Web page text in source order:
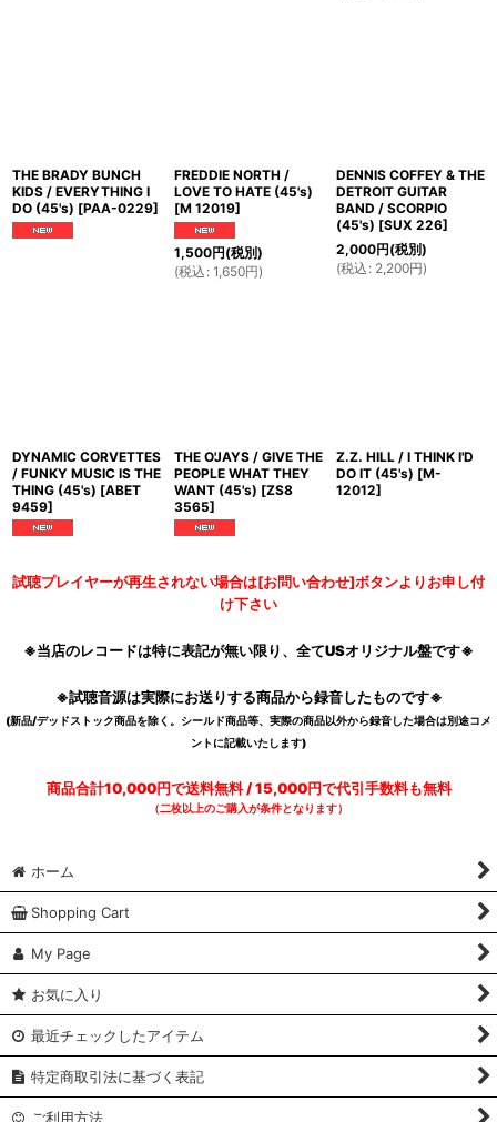
THE BRADY BUNCH
KIDS / EVERYTHING I
DO (45's) [PAA-0229]
FREDDIE NORTH /
LOVE TO HATE (45's)
[M 12019]
1,500円(税別)
(税込 : 1,650円)
DENNIS COFFEY & THE
DETROIT GUITAR
BAND / SCORPIO
(45's) [SUX 226]
2,000円(税別)
(税込 : 2,200円)
DYNAMIC CORVETTES
/ FUNKY MUSIC IS THE
THING (45's) [ABET
9459]
THE O'JAYS / GIVE THE
PEOPLE WHAT THEY
WANT (45's) [ZS8
3565]
Z.Z. HILL / I THINK I'D
DO IT (45's) [M-
12012]
試聴プレイヤーが再生されない場合は[お問い合わせ]ボタンよりお申し付
け下さい
※当店のレコードは特に表記が無い限り、全てUSオリジナル盤です※
※試聴音源は実際にお送りする商品から録音したものです※
(新品/デッドストック商品を除く。シールド商品等、実際の商品以外から録音した場合は別途コメ
ントに記載いたします)
商品合計10,000円で送料無料 / 15,000円で代引手数料も無料
（二枚以上のご購入が条件となります）
ホーム
Shopping Cart
My Page
お気に入り
最近チェックしたアイテム
特定商取引法に基づく表記
ご利用方法